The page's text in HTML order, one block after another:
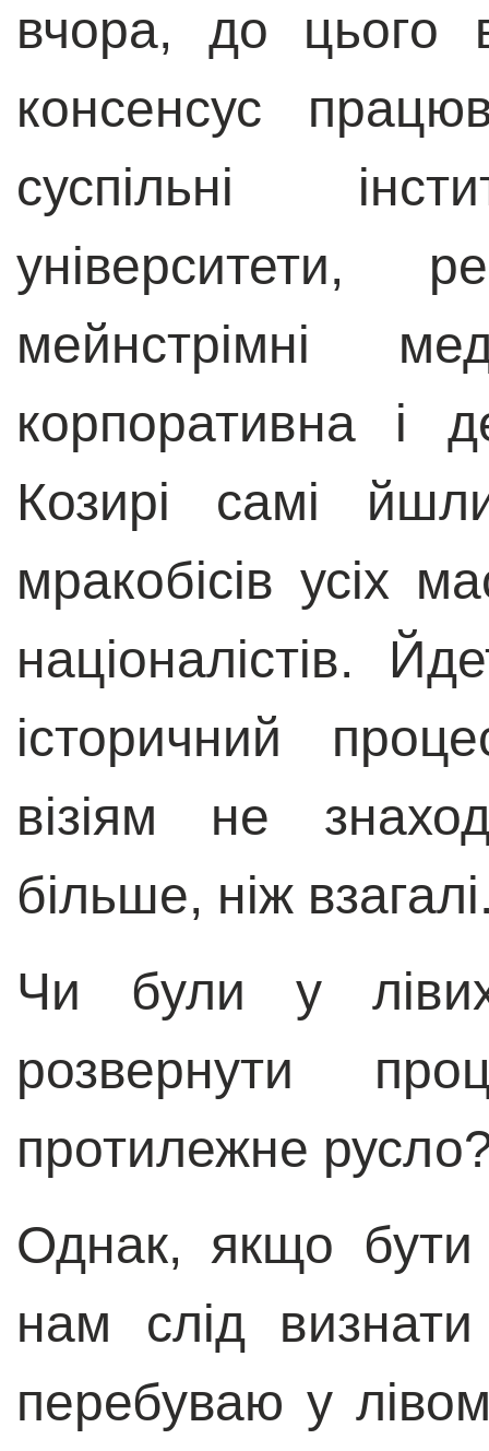
вчора, до
консенсус
суспільні
університети,
мейнстрімні
корпоративна і
Козирі самі
мракобісів усіх
націоналістів.
історичний
візіям не
більше, ніж
Чи були у
розвернути
протилежне
Однак, якщо
нам слід
перебуваю у